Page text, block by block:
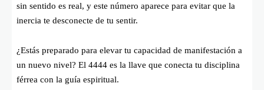
sin sentido es real, y este número aparece para evitar que la
inercia te desconecte de tu sentir.
¿Estás preparado para elevar tu capacidad de manifestación a
un nuevo nivel? El 4444 es la llave que conecta tu disciplina
férrea con la guía espiritual.